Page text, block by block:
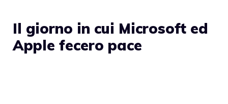
Il giorno in cui Microsoft ed
Apple fecero pace